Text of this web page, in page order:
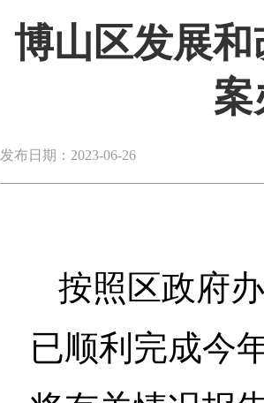
博山区发展
案
发布日期：2023-06-26
按照区政府
已顺利完成今